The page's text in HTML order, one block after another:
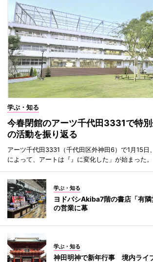
学ぶ・知る
今春閉館のアーツ千代田3331で特
の活動を振り返る
アーツ千代田3331（千代田区外神田6）で1月15日
によって、アートは『』に変化した」が始まった。
学ぶ・知る
ヨドバシAkiba7階の書店「有
の営業に幕
学ぶ・知る
神田明神で新年行事 境内ライ